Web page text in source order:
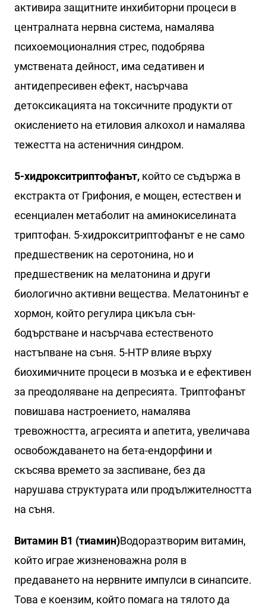
активира защитните инхибиторни процеси в
централната нервна система, намалява
психоемоционалния стрес, подобрява
умствената дейност, има седативен и
антидепресивен ефект, насърчава
детоксикацията на токсичните продукти от
окислението на етиловия алкохол и намалява
тежестта на астеничния синдром.
5-хидрокситриптофанът, който се съдържа в
екстракта от Грифония, е мощен, естествен и
есенциален метаболит на аминокиселината
триптофан. 5-хидрокситриптофанът е не само
предшественик на серотонина, но и
предшественик на мелатонина и други
биологично активни вещества. Мелатонинът е
хормон, който регулира цикъла сън-
бодърстване и насърчава естественото
настъпване на съня. 5-HTP влияе върху
биохимичните процеси в мозъка и е ефективен
за преодоляване на депресията. Триптофанът
повишава настроението, намалява
тревожността, агресията и апетита, увеличава
освобождаването на бета-ендорфини и
скъсява времето за заспиване, без да
нарушава структурата или продължителността
на съня.
Витамин B1 (тиамин)Водоразтворим витамин,
който играе жизненоважна роля в
предаването на нервните импулси в синапсите.
Това е коензим, който помага на тялото да